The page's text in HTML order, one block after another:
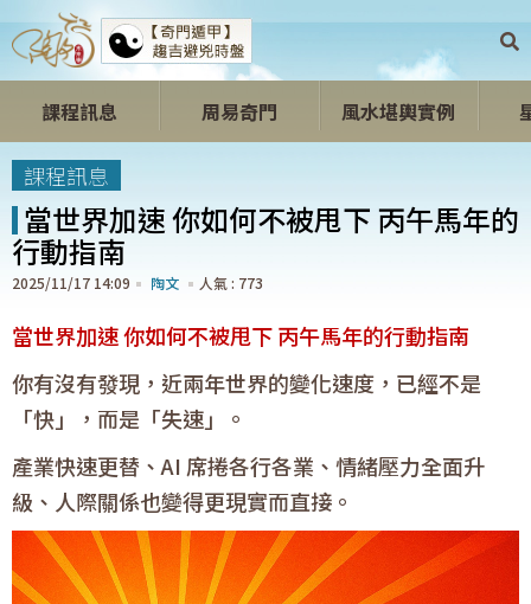
課程訊息 周易奇門 風水堪輿實例
開心開運區
課程訊息
當世界加速 你如何不被甩下 丙午馬年的
行動指南
2025/11/17 14:09 陶文 773
當世界加速 你如何不被甩下 丙午馬年的行動指南
你有沒有發現，近兩年世界的變化速度，已經不是
「快」，而是「失速」。
產業快速更替、AI 席捲各行各業、情緒壓力全面升
級、人際關係也變得更現實而直接。